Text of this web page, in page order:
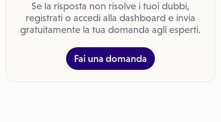
Se la risposta non risolve i tuoi dubbi,
registrati o accedi alla dashboard e invia
gratuitamente la tua domanda agli esperti.
Fai una domanda